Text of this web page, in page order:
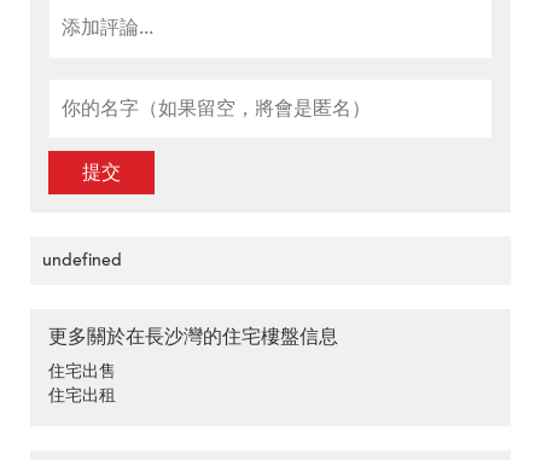
提交
undefined
更多關於在長沙灣的住宅樓盤信息
住宅出售
住宅出租